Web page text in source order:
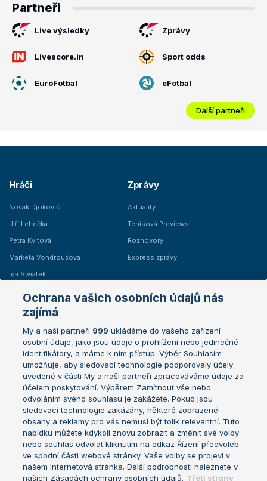
Partneři
Live výsledky Zprávy
Livescore.in Sport odds
EuroFotbal eFotbal
Další partneři
Hráči
Novak Djokovič
Jiří Lehečka
Petra Kvitová
Markéta Vondroušová
Iga Swiatek
Zprávy
Aktuality
Tenisová Previews
Rozhovory
Express zprávy
Žebříčky
Žebříček ATP (muži)
Žebříček WTA (ženy)
Sázkařský žebříček
Australian Open
French Open
Wimbledon
US Open
Turnaj mistrů
Turnaj mistryň
Aktualní trendy
Fotbalové přestupy
Livesport Daily
Ochrana vašich osobních údajů nás
zajímá
My a naši partneři 999 ukládáme do vašeho zařízení
osobní údaje, jako jsou údaje o prohlížení nebo jedinečné
identifikátory, a máme k nim přístup. Výběr Souhlasím
umožňuje, aby sledovací technologie podporovaly účely
uvedené v části My a naši partneři zpracováváme údaje za
účelem poskytování. Výběrem Zamítnout vše nebo
odvoláním svého souhlasu je zakážete. Pokud jsou
sledovací technologie zakázány, některé zobrazené
obsahy a reklamy pro vás nemusí být tolik relevantní. Tuto
nabídku můžete kdykoli znovu zobrazit a změnit své volby
nebo souhlas odvolat kliknutím na odkaz Řízení předvoleb
ve spodní části webové stránky. Vaše volby se projeví v
našem Internetová stránka. Další podrobnosti naleznete v
našich Zásadách ochrany osobních údajů. Třetí strany